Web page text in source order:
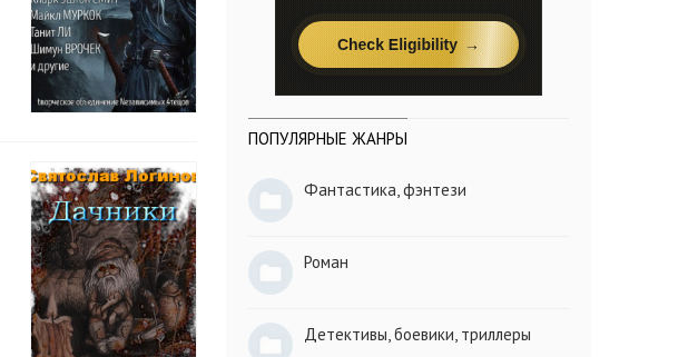
ПОПУЛЯРНЫЕ ЖАНРЫ
Фантастика, фэнтези
Роман
Детективы, боевики, триллеры